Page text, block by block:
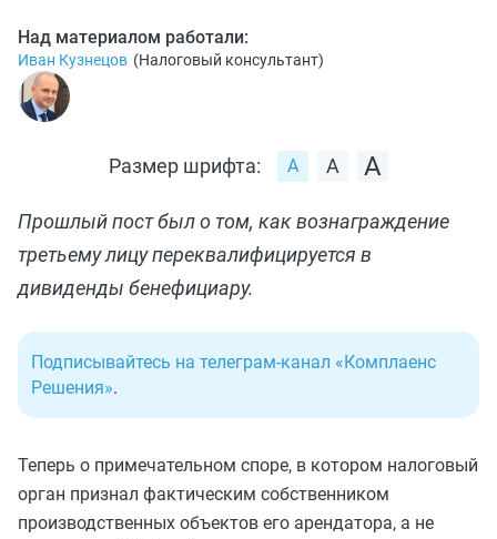
Над материалом работали:
Иван Кузнецов (Налоговый консультант)
Размер шрифта:
Прошлый пост был о том, как вознаграждение
третьему лицу переквалифицируется в
дивиденды бенефициару.
Подписывайтесь на телеграм-канал «Комплаенс
Решения».
Теперь о примечательном споре, в котором налоговый
орган признал фактическим собственником
производственных объектов его арендатора, а не